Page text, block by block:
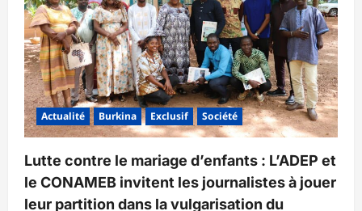
Actualité Burkina Exclusif Société
Lutte contre le mariage d’enfants : L’ADEP et
le CONAMEB invitent les journalistes à jouer
leur partition dans la vulgarisation du